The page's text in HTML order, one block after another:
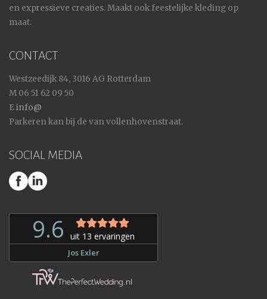
en expressieve creaties. Maakt ook feestelijke kleding op
maat.
CONTACT
Westzeedijk 84, 3016 AG Rotterdam
M 06 51 62 09 50
Einfo@
Parkeren kan bij de van vollenhovenstraat.
SOCIAL MEDIA